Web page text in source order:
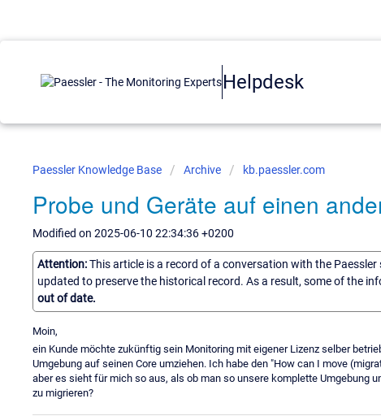
Helpdesk
Paessler Knowledge Base Archive kb.paessler.com
Probe und Geräte auf einen
Modified on 2025-06-10 22:34:36 +0200
Attention:This article is a record of a conversation with the
updated to preserve the historical record. As a result, some of the
out of date.
Moin,
ein Kunde möchte zukünftig sein Monitoring mit eigener Lizenz selber
Umgebung auf seinen Core umziehen. Ich habe den "How can I move
aber es sieht für mich so aus, als ob man so unsere komplette Umgebung
zu migrieren?